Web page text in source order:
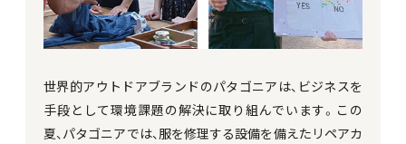
世界的アウトドアブランドのパタゴニアは、ビジネスを
手段として環境課題の解決に取り組んでいます。この
夏、パタゴニアでは、服を修理する設備を備えたリペアカ